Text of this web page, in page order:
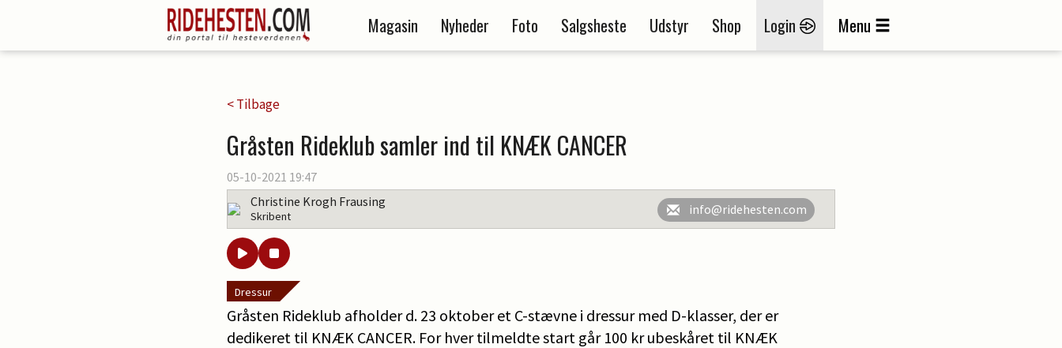
Magasin Nyheder Foto Salgsheste Udstyr Shop Login Menu
< Tilbage
Gråsten Rideklub samler ind til KNÆK CANCER
05-10-2021 19:47
Christine Krogh Frausing
Skribent info@ridehesten.com
Dressur
Gråsten Rideklub afholder d. 23 oktober et C-stævne i dressur med D-klasser, der er
dedikeret til KNÆK CANCER. For hver tilmeldte start går 100 kr ubeskåret til KNÆK